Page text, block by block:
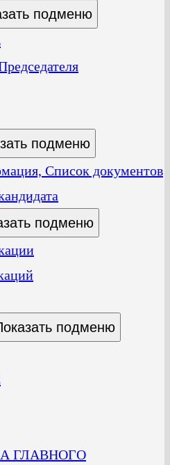
подменю
подменю
Список документов
подменю
подменю
ГЛАВНОГО